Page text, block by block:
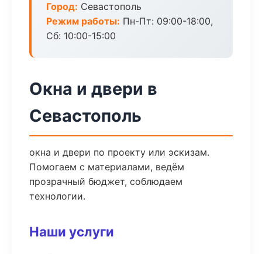
Город: Севастополь
Режим работы: Пн-Пт: 09:00-18:00,
Сб: 10:00-15:00
Окна и двери в
Севастополь
окна и двери по проекту или эскизам.
Помогаем с материалами, ведём
прозрачный бюджет, соблюдаем
технологии.
Наши услуги